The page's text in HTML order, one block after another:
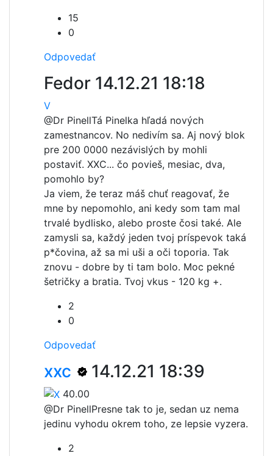
15
0
Odpovedať
Fedor 14.12.21 18:18
V
@Dr PinellTá Pinelka hľadá nových
zamestnancov. No nedivím sa. Aj nový blok
pre 200 0000 nezávislých by mohli
postaviť. XXC... čo povieš, mesiac, dva,
pomohlo by?
Ja viem, že teraz máš chuť reagovať, že
mne by nepomohlo, ani kedy som tam mal
trvalé bydlisko, alebo proste čosi také. Ale
zamysli sa, každý jeden tvoj príspevok taká
p*čovina, až sa mi uši a oči toporia. Tak
znovu - dobre by ti tam bolo. Moc pekné
šetričky a bratia. Tvoj vkus - 120 kg +.
2
0
Odpovedať
xxc 14.12.21 18:39
40.00
@Dr PinellPresne tak to je, sedan uz nema
jedinu vyhodu okrem toho, ze lepsie vyzera.
2